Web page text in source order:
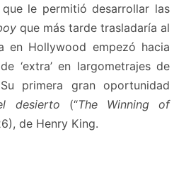
le permitió desarrollar las
que más tarde trasladaría al
en Hollywood empezó hacia
‘extra’ en largometrajes de
primera gran oportunidad
desierto (“The Winning of
de Henry King.